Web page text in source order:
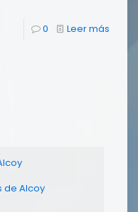
0 Leer más
de Alcoy